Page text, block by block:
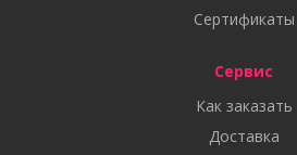
Сертификаты
Сервис
Как заказать
Доставка